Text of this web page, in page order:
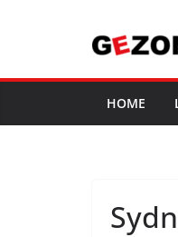
inhoud
HOME